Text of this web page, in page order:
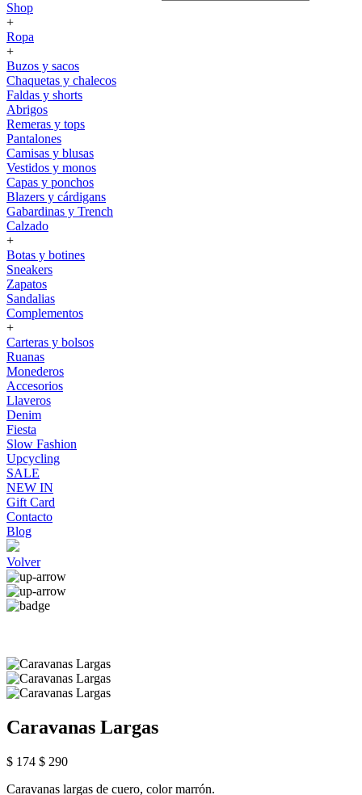
Shop
+
Ropa
+
Buzos y sacos
Chaquetas y chalecos
Faldas y shorts
Abrigos
Remeras y tops
Pantalones
Camisas y blusas
Vestidos y monos
Capas y ponchos
Blazers y cárdigans
Gabardinas y Trench
Calzado
+
Botas y botines
Sneakers
Zapatos
Sandalias
Complementos
+
Carteras y bolsos
Ruanas
Monederos
Accesorios
Llaveros
Denim
Fiesta
Slow Fashion
Upcycling
SALE
NEW IN
Gift Card
Contacto
Blog
Volver
Caravanas Largas
$ 174 $ 290
Caravanas largas de cuero, color marrón.